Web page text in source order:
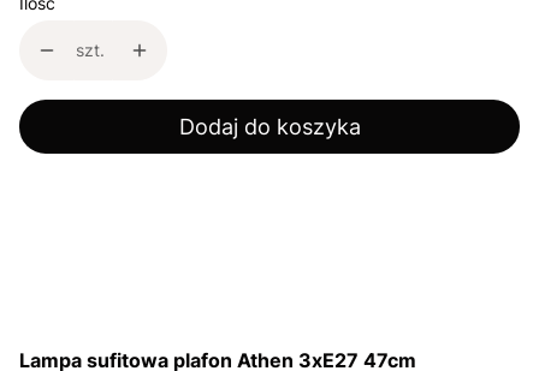
szt.
Dodaj do koszyka
Lampa sufitowa plafon Athen 3xE27 47cm